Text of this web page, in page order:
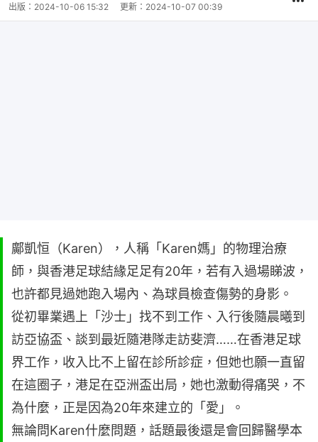
出版： 2024-10-06 15:32 更新： 2024-10-07 00:39
鄺凱恒（Karen），人稱「Karen媽」的物理治療
師，與香港足球結緣足足有20年，若有入過場睇波，
也許都見過她跑入場內、為球員檢查傷勢的身影。
從初畢業遇上「沙士」找不到工作、入行後隨晨曦到
訪亞協盃、談到最近隨港隊走訪斐濟……在香港足球
界工作，收入比不上留在診所診症，但她也願一直留
在這圈子，港足在亞洲盃出局，她也激動得痛哭，不
為什麼，正是因為20年來建立的「愛」。
無論問Karen什麼問題，話題最後還是會回歸醫學本